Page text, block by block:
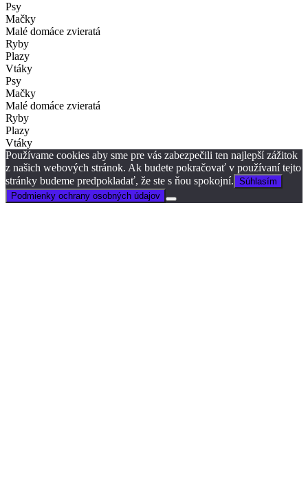
Psy
Mačky
Malé domáce zvieratá
Ryby
Plazy
Vtáky
Psy
Mačky
Malé domáce zvieratá
Ryby
Plazy
Vtáky
Používame cookies aby sme pre vás zabezpečili ten najlepší zážitok
z našich webových stránok. Ak budete pokračovať v používaní tejto
stránky budeme predpokladať, že ste s ňou spokojní. Súhlasím
Podmienky ochrany osobných údajov